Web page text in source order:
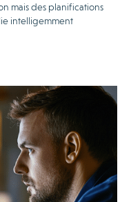
mais des planifications
intelligemment